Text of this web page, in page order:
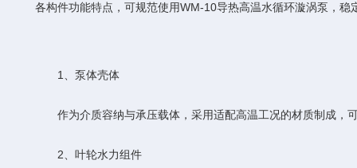
各构件功能特点，可规范使用WM-10导热高温水循环漩涡泵，稳
1、泵体壳体
作为介质容纳与承压载体，采用适配高温工况的材质制成，可
2、叶轮水力组件